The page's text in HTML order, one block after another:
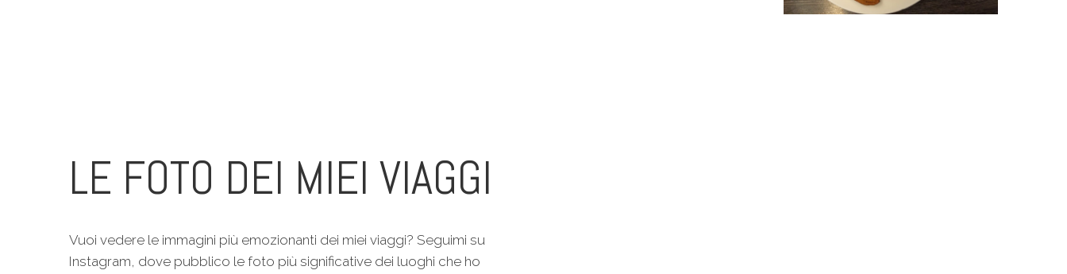
LE FOTO DEI MIEI VIAGGI
Vuoi vedere le immagini più emozionanti dei miei viaggi? Seguimi su
Instagram, dove pubblico le foto più significative dei luoghi che ho